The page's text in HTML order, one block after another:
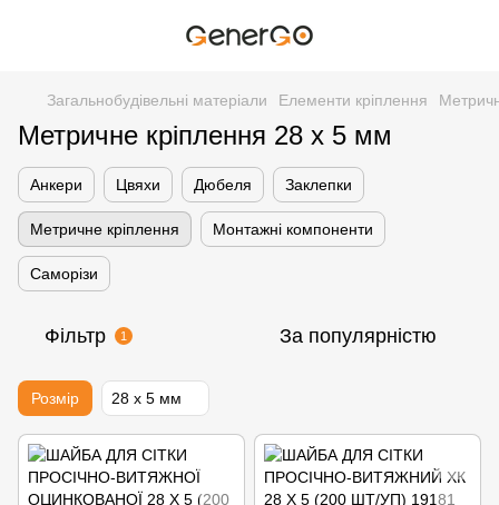
Загальнобудівельні матеріали Елементи кріплення
Метричне кріплення 28 х 5 мм
Анкери Цвяхи Дюбеля Заклепки
Метричне кріплення Монтажні компоненти
Саморізи
Фільтр 1 За популярністю
Розмір 28 х 5 мм